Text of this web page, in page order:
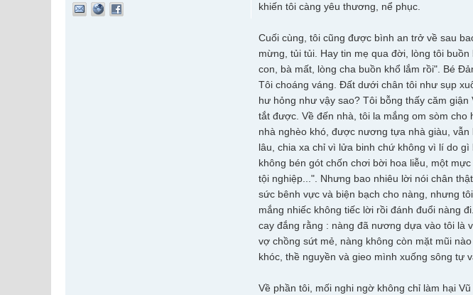
khiến tôi càng yêu thương, nể phục.
Cuối cùng, tôi cũng được bình an trở về sau
mừng, tủi tủi. Hay tin mẹ qua đời, lòng tôi
con, bà mất, lòng cha buồn khổ lắm rồi". Bé
Tôi choáng váng. Đất dưới chân tôi như sụp
hư hỏng như vậy sao? Tôi bỗng thấy căm
tắt được. Về đến nhà, tôi la mắng om sòm
nhà nghèo khó, được nương tựa nhà giàu,
lâu, chia xa chỉ vì lửa binh chứ không vì lí do
không bén gót chốn chơi bời hoa liễu, một
tội nghiệp...". Nhưng bao nhiêu lời nói chân
sức bênh vực và biện bạch cho nàng, nhưng
mắng nhiếc không tiếc lời rồi đánh đuổi nàng
cay đắng rằng : nàng đã nương dựa vào tôi là
vợ chồng sứt mẻ, nàng không còn mặt mũi
khóc, thề nguyền và gieo mình xuống sông tự
Về phần tôi, mối nghi ngờ không chỉ làm hại